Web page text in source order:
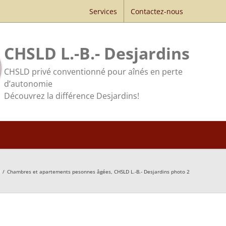
Services Contactez-nous
CHSLD L.-B.- Desjardins
CHSLD privé conventionné pour aînés en perte
d’autonomie
Découvrez la différence Desjardins!
/ Chambres et apartements pesonnes âgées, CHSLD L.-B.- Desjardins photo 2